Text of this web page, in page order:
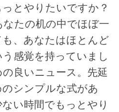
とやりたいですか？
たの机の中でほぼ一
、あなたはほとんど
感覚を持っていまし
良いニュース。先延
シンプルな式があ
い時間でもっとやり